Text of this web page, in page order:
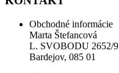
Obchodné informácie
Marta Štefancová
L. SVOBODU 2652/9
Bardejov, 085 01